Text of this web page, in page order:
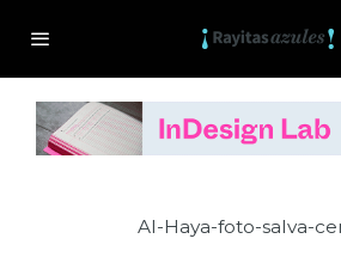
Al-Haya-foto-salva-